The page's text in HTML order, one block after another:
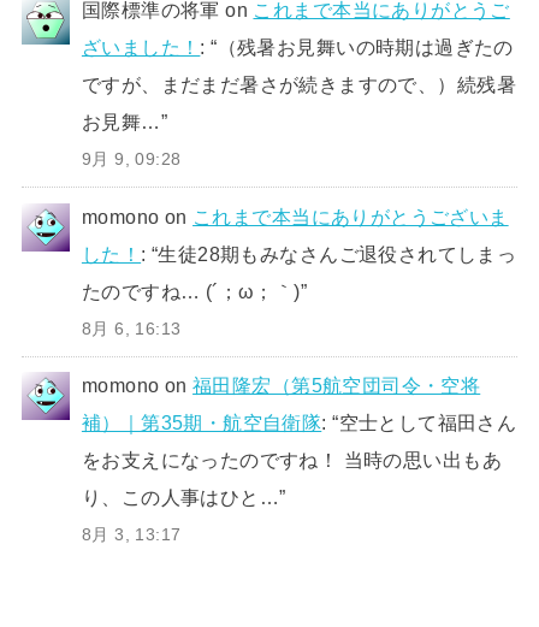
国際標準の将軍 on これまで本当にありがとうご
ざいました！ : “ （残暑お見舞いの時期は過ぎたの
ですが、まだまだ暑さが続きますので、）続残暑
お見舞…”
9月 9, 09:28
momono on これまで本当にありがとうございま
した！ : “生徒28期もみなさんご退役されてしまっ
たのですね… (´；ω；｀)”
8月 6, 16:13
momono on福田隆宏（第5航空団司令・空将
補）｜第35期・航空自衛隊: “空士として福田さん
をお支えになったのですね！ 当時の思い出もあ
り、この人事はひと…”
8月 3, 13:17